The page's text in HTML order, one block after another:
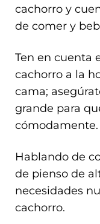
cachorro y
de comer y
Ten en cuenta
cachorro a la
cama;
grande para
cómodamente.
Hablando de
de pienso de
necesidades
cachorro.